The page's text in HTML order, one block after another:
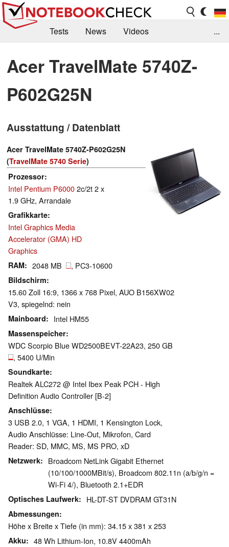
Tests News
Videos
Kaufberatung
Deals Suche
Jobs
Forum
...
Acer TravelMate 5740Z-
P602G25N
Ausstattung / Datenblatt
Acer TravelMate 5740Z-P602G25N
(TravelMate 5740 Serie)
Prozessor
Intel Pentium P60002c/2t 2 x
1.9 GHz, Arrandale
Grafikkarte
Intel Graphics Media
Accelerator (GMA) HD
Graphics
RAM 2048 MB , PC3-10600
Bildschirm
15.60 Zoll 16:9, 1366 x 768 Pixel, AUO B156XW02
V3, spiegelnd: nein
Mainboard Intel HM55
Massenspeicher
WDC Scorpio Blue WD2500BEVT-22A23, 250 GB
, 5400 U/Min
Soundkarte
Realtek ALC272 @ Intel Ibex Peak PCH - High
Definition Audio Controller [B-2]
Anschlüsse
3 USB 2.0, 1 VGA, 1 HDMI, 1 Kensington Lock,
Audio Anschlüsse: Line-Out, Mikrofon, Card
Reader: SD, MMC, MS, MS PRO, xD
Netzwerk
Broadcom NetLink Gigabit Ethernet
(10/100/1000MBit/s), Broadcom 802.11n (a/b/g/n =
Wi-Fi 4/), Bluetooth 2.1+EDR
Optisches Laufwerk HL-DT-ST DVDRAM GT31N
Abmessungen
Höhe x Breite x Tiefe (in mm): 34.15 x 381 x 253
Akku 48 Wh Lithium-Ion, 10.8V 4400mAh